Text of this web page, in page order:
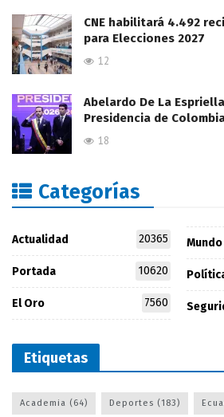
CNE habilitará 4.492
para Elecciones 2027
12
Abelardo De La
Presidencia de
18
Categorías
Actualidad 20365
Portada 10620
El Oro 7560
Mundo
Etiquetas
Academia (64) Deportes (183)